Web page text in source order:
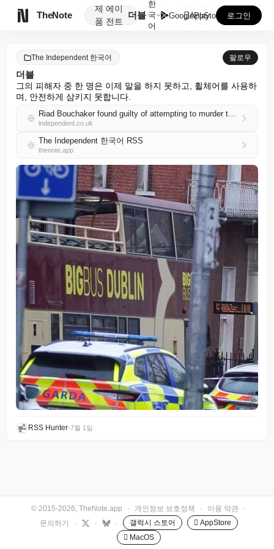
TheNote
제
품
에이
전트
더블
한
국
어
GooglePlay
AppStore 로그인
The Independent 한국어 팔로우
더블
그의 피해자 중 한 명은 이제 말을 하지 못하고, 휠체어를 사용하
며, 안전하게 삼키지 못합니다.
Riad Bouchaker found guilty of attempting to murder three children in Dublin knife attack
independent.co.uk
The Independent 한국어 RSS
thenote.app
RSS Hunter•7월 1일
© 2015-2026, TheNote.app · 개인정보 보호정책 · 이용 약관
·
문의하기
· · · 갤럭시 스토어
 AppStore
 MacOS